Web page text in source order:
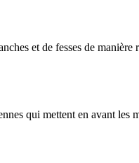
et de fesses de
qui mettent en avant les